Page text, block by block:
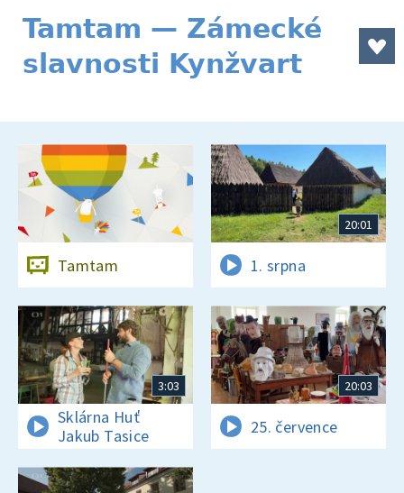
Tamtam — Zámecké
slavnosti Kynžvart
Tamtam
20:01
1. srpna
3:03
Sklárna Huť
Jakub Tasice
20:03
25. července